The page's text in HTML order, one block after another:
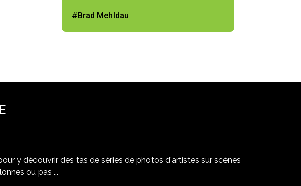
#Brad Mehldau
y découvrir des tas de séries de photos d'artistes sur scènes
ou pas ...